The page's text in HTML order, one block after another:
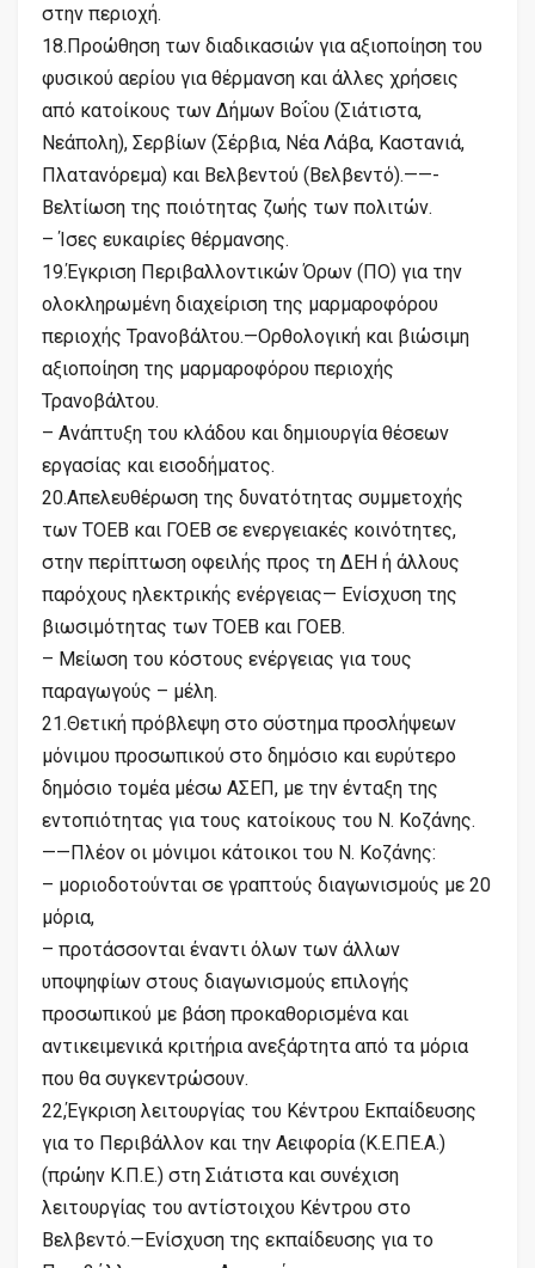
στην περιοχή.
18.Προώθηση των διαδικασιών για αξιοποίηση του
φυσικού αερίου για θέρμανση και άλλες χρήσεις
από κατοίκους των Δήμων Βοΐου (Σιάτιστα,
Νεάπολη), Σερβίων (Σέρβια, Νέα Λάβα, Καστανιά,
Πλατανόρεμα) και Βελβεντού (Βελβεντό).——-
Βελτίωση της ποιότητας ζωής των πολιτών.
– Ίσες ευκαιρίες θέρμανσης.
19.Έγκριση Περιβαλλοντικών Όρων (ΠΟ) για την
ολοκληρωμένη διαχείριση της μαρμαροφόρου
περιοχής Τρανοβάλτου.—Ορθολογική και βιώσιμη
αξιοποίηση της μαρμαροφόρου περιοχής
Τρανοβάλτου.
– Ανάπτυξη του κλάδου και δημιουργία θέσεων
εργασίας και εισοδήματος.
20.Απελευθέρωση της δυνατότητας συμμετοχής
των ΤΟΕΒ και ΓΟΕΒ σε ενεργειακές κοινότητες,
στην περίπτωση οφειλής προς τη ΔΕΗ ή άλλους
παρόχους ηλεκτρικής ενέργειας— Ενίσχυση της
βιωσιμότητας των ΤΟΕΒ και ΓΟΕΒ.
– Μείωση του κόστους ενέργειας για τους
παραγωγούς – μέλη.
21.Θετική πρόβλεψη στο σύστημα προσλήψεων
μόνιμου προσωπικού στο δημόσιο και ευρύτερο
δημόσιο τομέα μέσω ΑΣΕΠ, με την ένταξη της
εντοπιότητας για τους κατοίκους του Ν. Κοζάνης.
——Πλέον οι μόνιμοι κάτοικοι του Ν. Κοζάνης:
– μοριοδοτούνται σε γραπτούς διαγωνισμούς με 20
μόρια,
– προτάσσονται έναντι όλων των άλλων
υποψηφίων στους διαγωνισμούς επιλογής
προσωπικού με βάση προκαθορισμένα και
αντικειμενικά κριτήρια ανεξάρτητα από τα μόρια
που θα συγκεντρώσουν.
22,Έγκριση λειτουργίας του Κέντρου Εκπαίδευσης
για το Περιβάλλον και την Αειφορία (Κ.Ε.ΠΕ.Α.)
(πρώην Κ.Π.Ε.) στη Σιάτιστα και συνέχιση
λειτουργίας του αντίστοιχου Κέντρου στο
Βελβεντό.—Ενίσχυση της εκπαίδευσης για το